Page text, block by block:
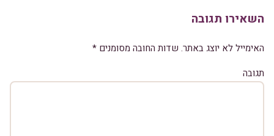
השאירו תגובה
האימייל לא יוצג באתר. שדות החובה מסומנים *
תגובה